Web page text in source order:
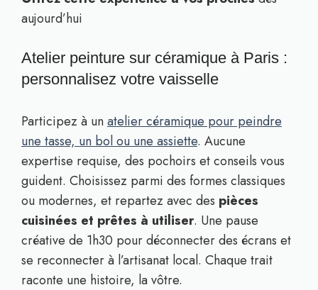
aujourd’hui
Atelier peinture sur céramique à Paris :
personnalisez votre vaisselle
Participez à unatelier céramique pour peindre
une tasse, un bol ou une assiette. Aucune
expertise requise, des pochoirs et conseils vous
guident. Choisissez parmi des formes classiques
ou modernes, et repartez avec des pièces
cuisinées et prêtes à utiliser. Une pause
créative de 1h30 pour déconnecter des écrans et
se reconnecter à l’artisanat local. Chaque trait
raconte une histoire, la vôtre.